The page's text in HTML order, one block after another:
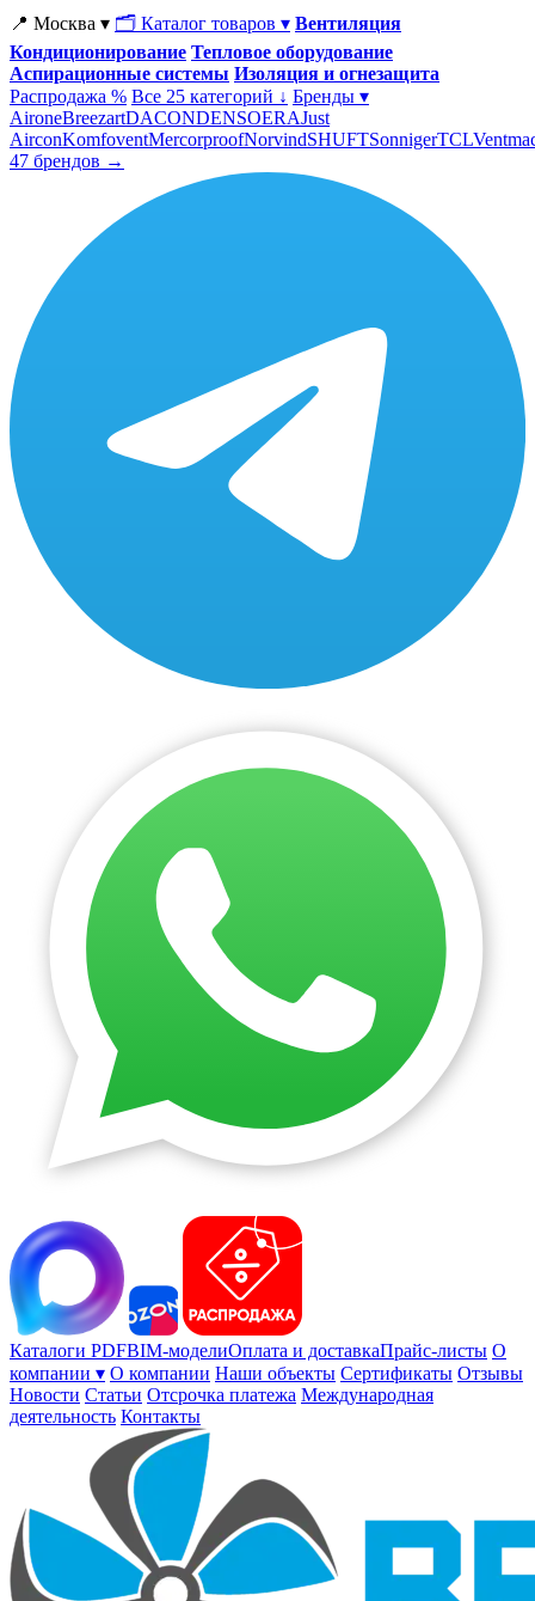
📍 Москва ▾ 🗂 Каталог товаров ▾ Вентиляция
Кондиционирование Тепловое оборудование
Аспирационные системы Изоляция и огнезащита
Распродажа % Все 25 категорий ↓ Бренды ▾
AironeBreezartDACONDENSOERAJust
AirconKomfoventMercorproofNorvindSHUFTSonnigerTCL
47 брендов →
Каталоги PDFBIM-моделиОплата и доставкаПрайс-листы О
компании ▾ О компании Наши объекты Сертификаты Отзывы
Новости Статьи Отсрочка платежа Международная
деятельность Контакты